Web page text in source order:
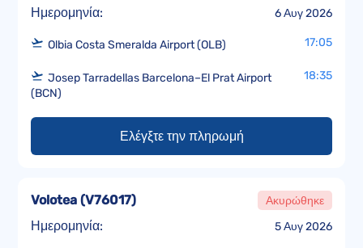
Ημερομηνία: 6 Αυγ 2026
Olbia Costa Smeralda Airport (OLB) 17:05
Josep Tarradellas Barcelona–El Prat Airport
(BCN)
18:35
Ελέγξτε την πληρωμή
Ημερομηνία: 5 Αυγ 2026
Volotea (V76017) Ακυρώθηκε